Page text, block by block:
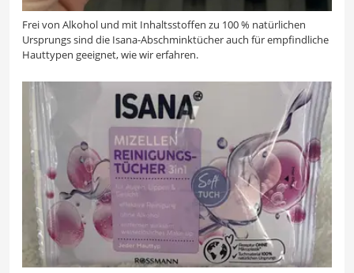
Frei von Alkohol und mit Inhaltsstoffen zu 100 % natürlichen
Ursprungs sind die Isana-Abschminktücher auch für empfindliche
Hauttypen geeignet, wie wir erfahren.